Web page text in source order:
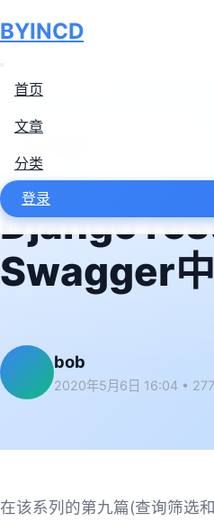
BYINCD
首页
文章
分类
登录
Web开发
Django
Swagger
bob
2020年5月6日 16:04 •
在该系列的第九篇(查询筛选